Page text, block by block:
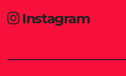
Instagram